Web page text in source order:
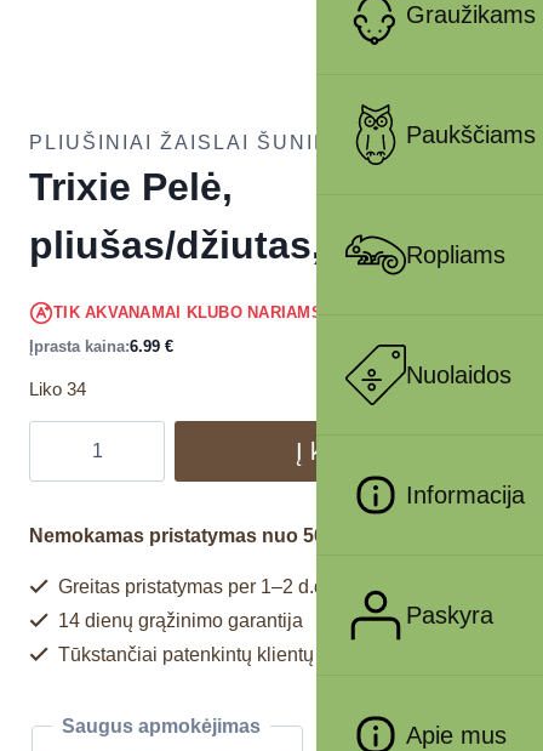
Graužikams
Paukščiams
Ropliams
Nuolaidos
Informacija
Paskyra
Apie mus
PLIUŠINIAI ŽAISLAI ŠUNIMS
Trixie Pelė,
pliušas/džiutas, 19cm
TIK AKVANAMAI KLUBO NARIAMS
Įprasta kaina:6.99 €
Liko 34
Į krepšelį
Nemokamas pristatymas nuo 50€
Greitas pristatymas per 1–2 d.d.
14 dienų grąžinimo garantija
Tūkstančiai patenkintų klientų
Saugus apmokėjimas